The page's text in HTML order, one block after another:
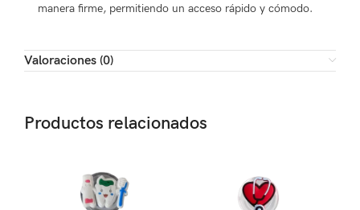
manera firme, permitiendo un acceso rápido y cómodo.
Valoraciones (0)
Productos relacionados